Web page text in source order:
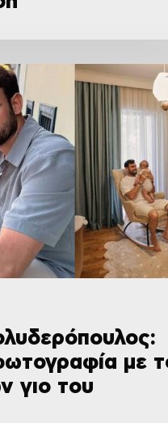
με
γιο του